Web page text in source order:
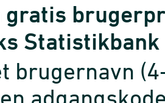
gratis
Statistikbank
brugernavn